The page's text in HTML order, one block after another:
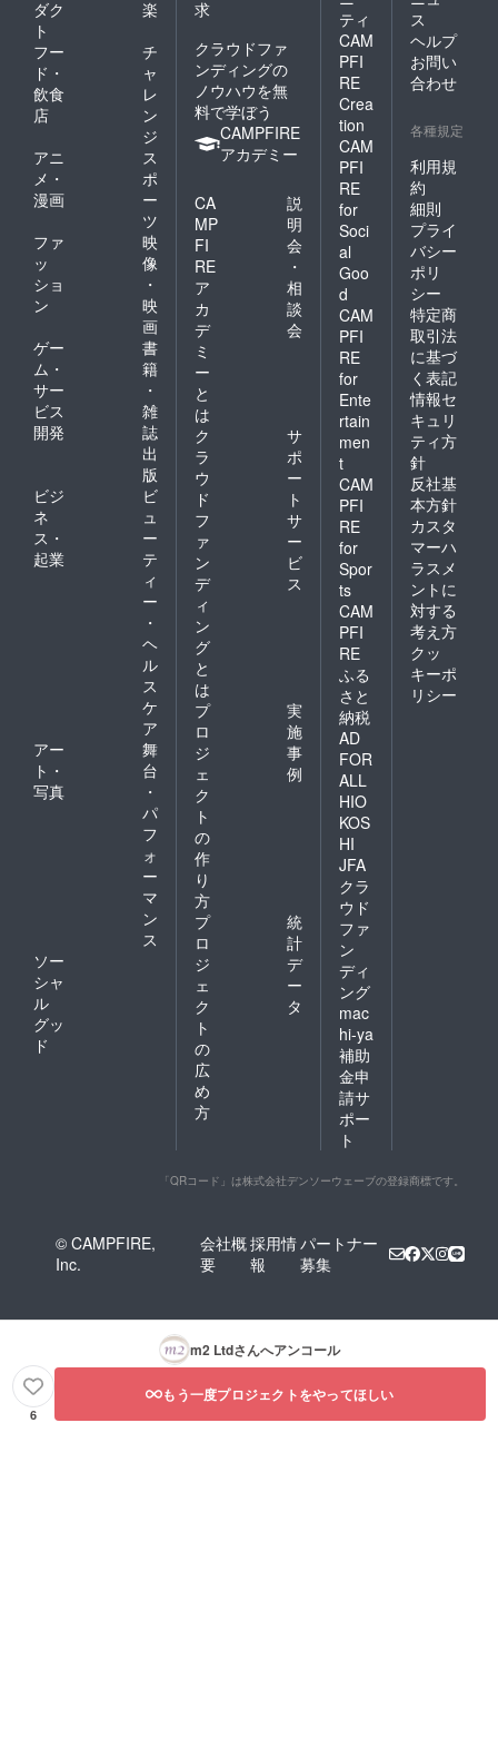
ダク
ト
楽
フー
ド・
飲食
店
チ
ャ
レ
ン
ジ
アニ
メ・
漫画
ス
ポ
ー
ツ
ファ
ッ
ショ
ン
映
像
・
映
画
ゲー
ム・
サー
ビス
開発
書
籍
・
雑
誌
出
版
ビジ
ネ
ス・
起業
ビ
ュ
ー
テ
ィ
ー
・
ヘ
ル
ス
ケ
ア
アー
ト・
写真
舞
台
・
パ
フ
ォ
ー
マ
ン
ス
ソー
シャ
ル
グッ
ド
求
クラウドファ
ンディングの
ノウハウを無
料で学ぼう
CAMPFIRE
アカデミー
CA
MP
FI
RE
ア
カ
デ
ミ
ー
と
は
説
明
会
・
相
談
会
ク
ラ
ウ
ド
フ
ァ
ン
デ
ィ
ン
グ
と
は
サ
ポ
ー
ト
サ
ー
ビ
ス
プ
ロ
ジ
ェ
ク
ト
の
作
り
方
実
施
事
例
プ
ロ
ジ
ェ
ク
ト
の
広
め
方
統
計
デ
ー
タ
ティ
CAM
PFI
RE
Crea
tion
CAM
PFI
RE
for
Soci
al
Goo
d
CAM
PFI
RE
for
Ente
rtain
men
t
CAM
PFI
RE
for
Spor
ts
CAM
PFI
RE
ふる
さと
納税
AD
FOR
ALL
HIO
KOS
HI
JFA
クラ
ウド
ファ
ン
ディ
ング
mac
hi-ya
補助
金申
請サ
ポー
ト
ス
ヘルプ
お問い
合わせ
各種規定
利用規
約
細則
プライ
バシー
ポリ
シー
特定商
取引法
に基づ
く表記
情報セ
キュリ
ティ方
針
反社基
本方針
カスタ
マーハ
ラスメ
ントに
対する
考え方
クッ
キーポ
リシー
「QRコード」は株式会社デンソーウェーブの登録商標です。
© CAMPFIRE,
Inc.
会社概
要
採用情
報
パートナー
募集
m2 Ltdさんへアンコール
6
もう一度プロジェクトをやってほしい